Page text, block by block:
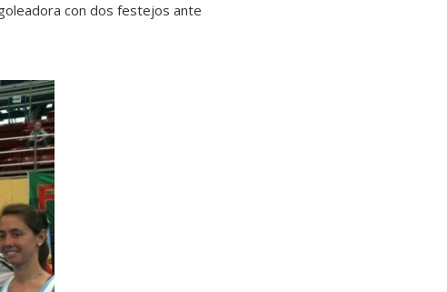
con dos festejos ante